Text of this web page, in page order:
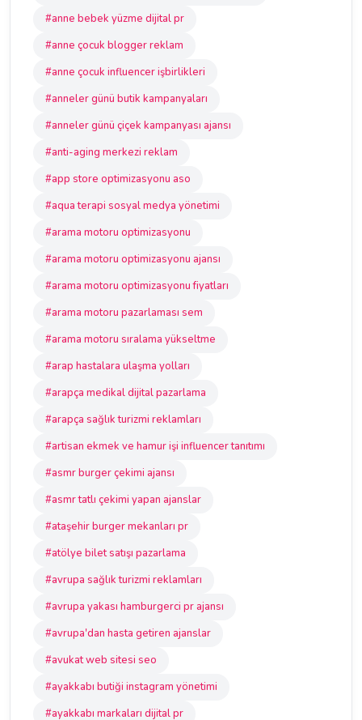
#anne bebek yüzme dijital pr
#anne çocuk blogger reklam
#anne çocuk influencer işbirlikleri
#anneler günü butik kampanyaları
#anneler günü çiçek kampanyası ajansı
#anti-aging merkezi reklam
#app store optimizasyonu aso
#aqua terapi sosyal medya yönetimi
#arama motoru optimizasyonu
#arama motoru optimizasyonu ajansı
#arama motoru optimizasyonu fiyatları
#arama motoru pazarlaması sem
#arama motoru sıralama yükseltme
#arap hastalara ulaşma yolları
#arapça medikal dijital pazarlama
#arapça sağlık turizmi reklamları
#artisan ekmek ve hamur işi influencer tanıtımı
#asmr burger çekimi ajansı
#asmr tatlı çekimi yapan ajanslar
#ataşehir burger mekanları pr
#atölye bilet satışı pazarlama
#avrupa sağlık turizmi reklamları
#avrupa yakası hamburgerci pr ajansı
#avrupa'dan hasta getiren ajanslar
#avukat web sitesi seo
#ayakkabı butiği instagram yönetimi
#ayakkabı markaları dijital pr